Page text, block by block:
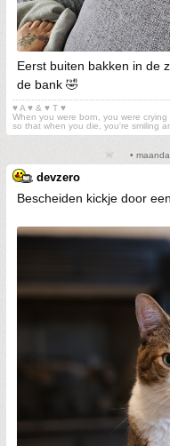
Eerst buiten bakken in de
de bank 🤣
♥ A ♥ & ♥ T ♥
When you were born, you were
so that when you die, you're smiling
•
devzero
Bescheiden kickje door